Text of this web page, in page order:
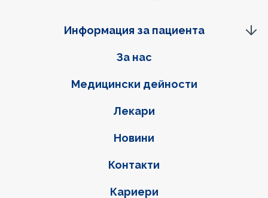
Фуутер навигация
За нас
Медицински дейности
Лекари
Новини
Контакти
Кариери
Информация за пациента